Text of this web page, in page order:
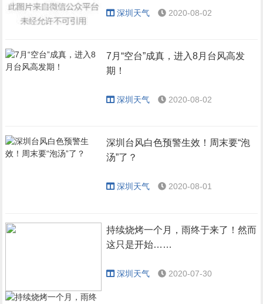
深圳天气 2020-08-02
7月“空台”成真，进入8月台风高发
期！
深圳天气 2020-08-02
深圳台风白色预警生效！周末要“泡
汤”了？
深圳天气 2020-08-01
持续烧烤一个月，雨终于来了！然而
这只是开始……
深圳天气 2020-07-30